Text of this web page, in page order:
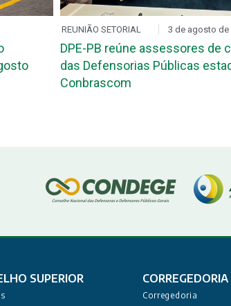
REUNIÃO SETORIAL 3 de agosto de
DPE-PB reúne assessores de
das Defensorias Públicas
Conbrascom
SUPERIOR CORREGEDORIA
Corregedoria